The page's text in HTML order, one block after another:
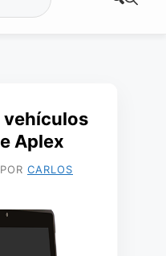
vehículos
Aplex
POR CARLOS